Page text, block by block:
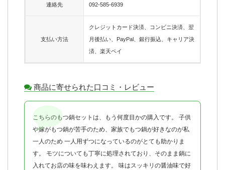
連絡先 092-585-6939
支払い方法
クレジットカード決済、コンビニ決済、翌
月後払い、PayPal、銀行振込、キャリア決
済、楽天ペイ
商品に寄せられた口コミ・レビュー
こちらのもつ鍋セットは、もう何度目かの購入です。 子供
や嫁がもつ鍋が苦手のため、家族でもつ鍋が好きなのが私
一人のため 一人用ずつになっているのがとても助かりま
す。 モツについても丁寧に処理されており、そのまま鍋に
入れてお店の味を味わえます。 味はスッキリの醤油味で好